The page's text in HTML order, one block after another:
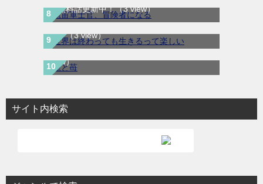
次無料話更新中！（3 view）
世界は終わっても生きるって楽しい｜最新刊
第3巻！コミックガルド＋で基本無料連載
中！（3 view）
龍と苺｜最新刊第4巻！全巻無料で読める公
式マンガアプリ＿サンデーうぇぶり（3
view）
サイト内検索